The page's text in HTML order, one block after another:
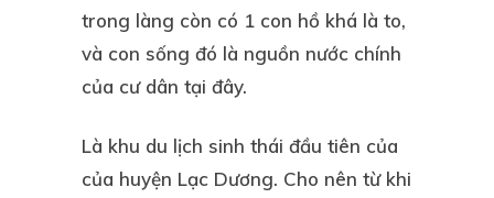
trong làng còn có 1 con hồ khá là to,
và con sống đó là nguồn nước chính
của cư dân tại đây.
Là khu du lịch sinh thái đầu tiên của
của huyện Lạc Dương. Cho nên từ khi